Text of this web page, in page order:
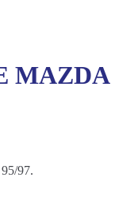
MAZDA
97.